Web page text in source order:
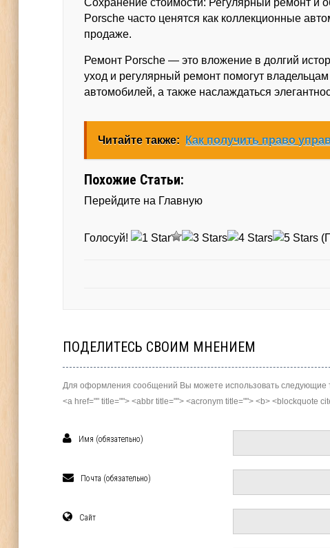
Сохранение стоимости: Регулярный ремонт и
Porsche часто ценятся как коллекционные
продаже.
Ремонт Porsche — это вложение в долгий
уход и регулярный ремонт помогут
автомобилей, а также наслаждаться
Читайте также: Как получить право
Похожие Статьи:
Перейдите на Главную
Голосуй!
ПОДЕЛИТЕСЬ СВОИМ МНЕНИЕМ
Для оформления сообщений Вы можете использовать следующие
<a href="" title=""> <abbr title=""> <acronym title=""> <b> <blockquote
Имя (обязательно)
Почта (обязательно)
Сайт